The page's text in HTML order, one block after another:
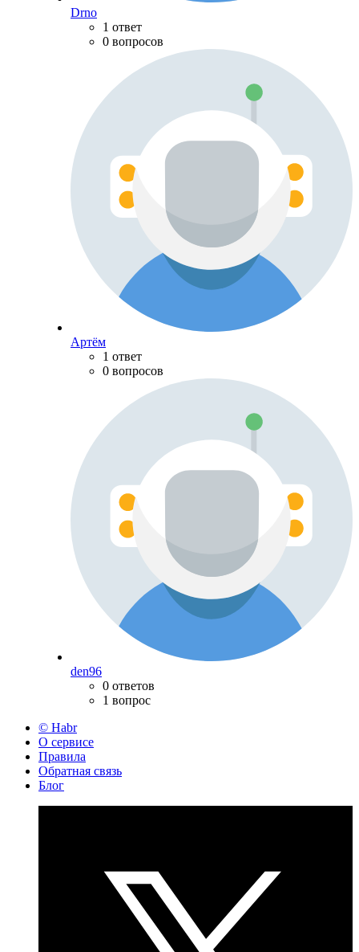
Drno
1 ответ
0 вопросов
Артём
1 ответ
0 вопросов
den96
0 ответов
1 вопрос
© Habr
О сервисе
Правила
Обратная связь
Блог